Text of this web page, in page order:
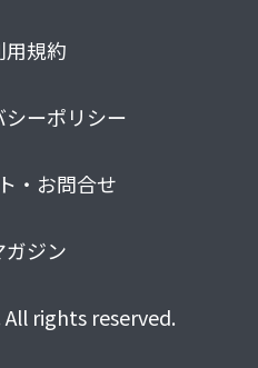
用規約
シーポリシー
・お問合せ
ガジン
rights reserved.